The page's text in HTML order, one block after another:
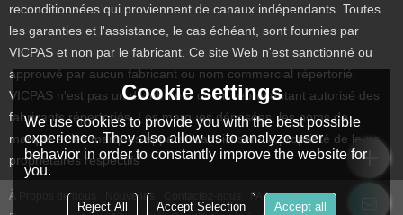
reconditionnées qui proviennent de canaux indépendants. Toutes
les garanties et l'assistance, le cas échéant, sont fournies par
VICPAS et non par le fabricant. Ce site Web n'est sanctionné ou
approuvé par aucun fabricant ou nom commercial répertorié.
VICPAS n'est pas un distributeur ou un représentant autorisé des
fabricants répertoriés. Les marques déposées, les noms de
marque et les marques apparaissant ici sont la propriété de leurs
propriétaires respectifs
À Propos de nous Nouvelles Contactez-nous
FAQs
Cookie settings
We use cookies to provide you with the best possible
experience. They also allow us to analyze user
behavior in order to constantly improve the website for
you.
Reject All Accept Selection Accept all